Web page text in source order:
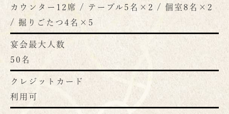
カウンター12席 / テーブル5名×2 / 個室8名×2
/ 掘りごたつ4名×5
宴会最大人数
50名
クレジットカード
利用可